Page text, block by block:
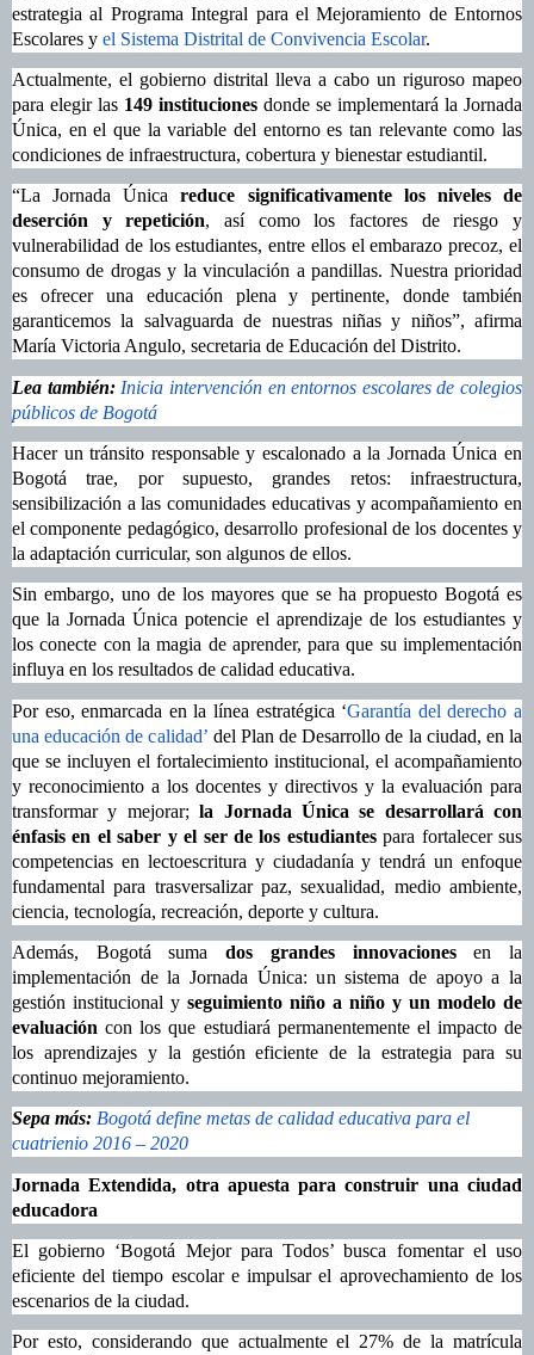
estrategia al Programa Integral para el Mejoramiento de Entornos
Escolares y el Sistema Distrital de Convivencia Escolar.
Actualmente, el gobierno distrital lleva a cabo un riguroso mapeo
para elegir las 149 instituciones donde se implementará la Jornada
Única, en el que la variable del entorno es tan relevante como las
condiciones de infraestructura, cobertura y bienestar estudiantil.
“La Jornada Únicareduce significativamente los niveles de
deserción y repetición, así como los factores de riesgo y
vulnerabilidad de los estudiantes, entre ellos el embarazo precoz, el
consumo de drogas y la vinculación a pandillas. Nuestra prioridad
es ofrecer una educación plena y pertinente, donde también
garanticemos la salvaguarda de nuestras niñas y niños”, afirma
María Victoria Angulo, secretaria de Educación del Distrito.
Lea también: Inicia intervención en entornos escolares de colegios
públicos de Bogotá
Hacer un tránsito responsable y escalonado a la Jornada Única en
Bogotá trae, por supuesto, grandes retos: infraestructura,
sensibilización a las comunidades educativas y acompañamiento en
el componente pedagógico,desarrollo profesional de los docentes y
la adaptación curricular, son algunos de ellos.
Sin embargo, uno de los mayores que se ha propuesto Bogotá es
que la Jornada Única potencie el aprendizaje de los estudiantes y
los conecte con la magia de aprender, para que su implementación
influya en los resultados de calidad educativa.
Por eso, enmarcada en la línea estratégica ‘Garantía del derecho a
una educación de calidad’ del Plan de Desarrollo de la ciudad, en la
que se incluyen el fortalecimiento institucional, el acompañamiento
y reconocimiento a los docentes y directivos y la evaluación para
transformar y mejorar;la Jornada Única se desarrollará con
énfasis en el saber y el ser de los estudiantespara fortalecer sus
competencias en lectoescritura y ciudadanía y tendrá un enfoque
fundamental para trasversalizar paz, sexualidad, medio ambiente,
ciencia, tecnología, recreación, deporte y cultura.
Además, Bogotá sumados grandes innovacionesen la
implementación de la Jornada Única: un sistema de apoyo a la
gestión institucional y seguimiento niño a niño y un modelo de
evaluación con los que estudiará permanentemente el impacto de
los aprendizajes y la gestión eficiente de la estrategia para su
continuo mejoramiento.
Sepa más: Bogotá define metas de calidad educativa para el
cuatrienio 2016 – 2020
Jornada Extendida, otra apuesta para construir una ciudad
educadora
El gobierno ‘Bogotá Mejor para Todos’ busca fomentar el uso
eficiente del tiempo escolar e impulsar el aprovechamiento de los
escenarios de la ciudad.
Por esto, considerando que actualmente el 27% de la matrícula